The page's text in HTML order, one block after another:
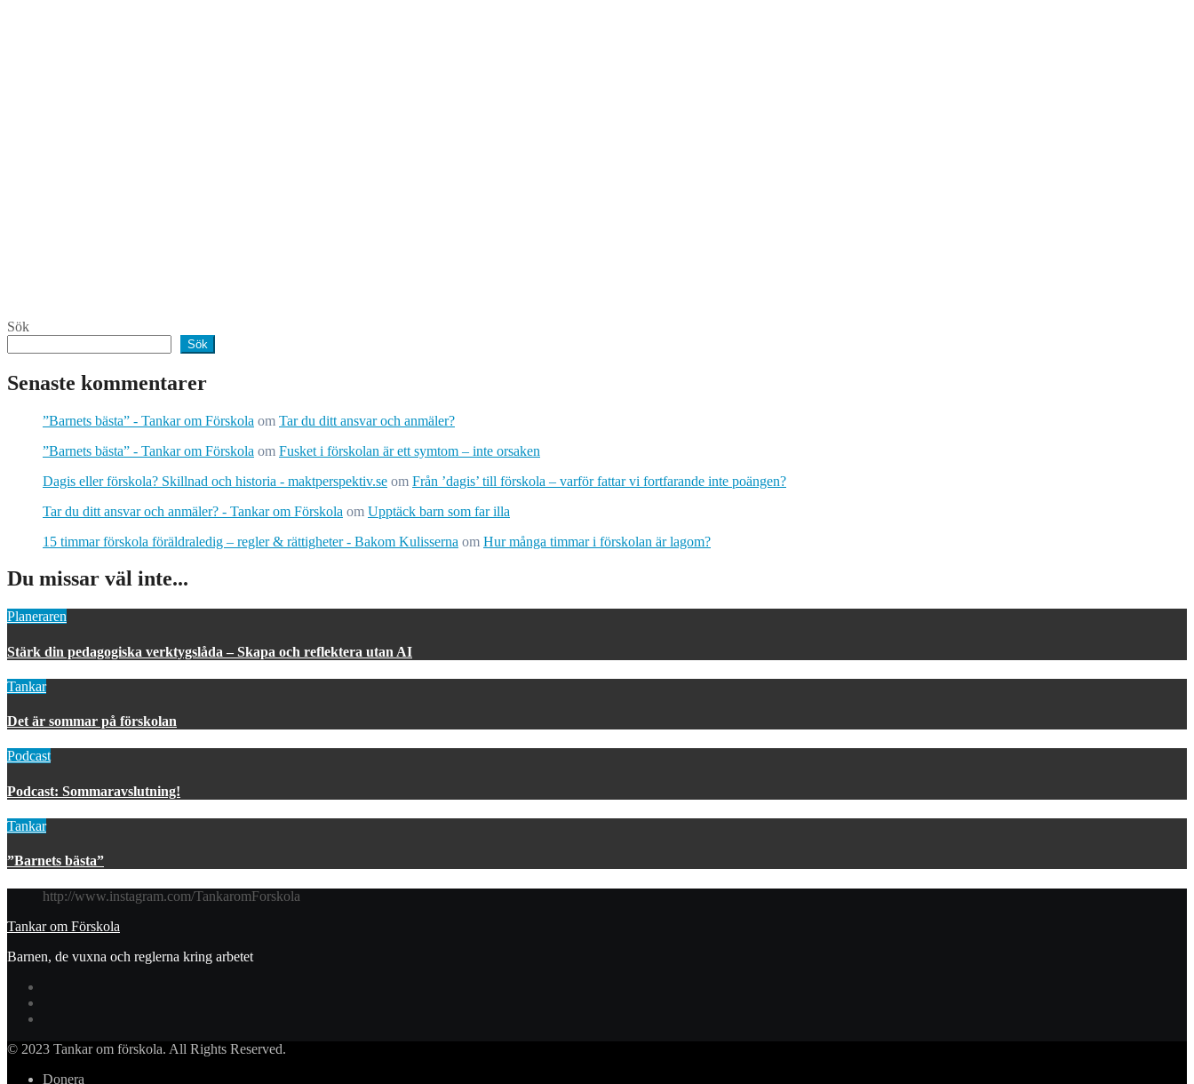
Sök
Sök
Senaste kommentarer
”Barnets bästa” - Tankar om Förskola om Tar du ditt ansvar och anmäler?
”Barnets bästa” - Tankar om Förskola om Fusket i förskolan är ett symtom – inte orsaken
Dagis eller förskola? Skillnad och historia - maktperspektiv.se om Från ’dagis’ till förskola – varför fattar vi fortfarande inte poängen?
Tar du ditt ansvar och anmäler? - Tankar om Förskola om Upptäck barn som far illa
15 timmar förskola föräldraledig – regler & rättigheter - Bakom Kulisserna om Hur många timmar i förskolan är lagom?
Du missar väl inte...
Planeraren
Stärk din pedagogiska verktygslåda – Skapa och reflektera utan AI
Tankar
Det är sommar på förskolan
Podcast
Podcast: Sommaravslutning!
Tankar
”Barnets bästa”
http://www.instagram.com/TankaromForskola
Tankar om Förskola
Barnen, de vuxna och reglerna kring arbetet
© 2023 Tankar om förskola. All Rights Reserved.
Donera